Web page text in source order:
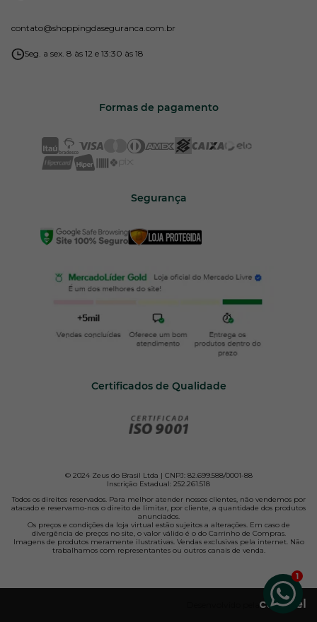
contato@shoppingdaseguranca.com.br
Seg. a sex. 8 às 12 e 13:30 às 18
Formas de pagamento
Segurança
Certificados de Qualidade
© 2024 Zeus do Brasil Ltda | CNPJ: 82.699.588/0001-88
Inscrição Estadual: 252.261.518
Todos os direitos reservados. Para melhor atender nossos clientes, não vendemos por
atacado e reservamo-nos o direito de limitar, por cliente, a quantidade dos produtos
anunciados.
Os preços e condições da loja virtual estão sujeitos a alterações. Em caso de
divergência de preços no site, o valor válido é o do Carrinho de Compras.
Imagens de produtos meramente ilustrativas. Vendas exclusivas pela internet. Não
trabalhamos com representantes ou outros canais de venda.